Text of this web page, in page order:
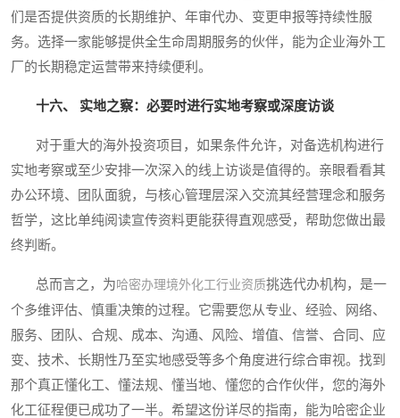
们是否提供资质的长期维护、年审代办、变更申报等持续性服
务。选择一家能够提供全生命周期服务的伙伴，能为企业海外工
厂的长期稳定运营带来持续便利。
十六、 实地之察：必要时进行实地考察或深度访谈
对于重大的海外投资项目，如果条件允许，对备选机构进行
实地考察或至少安排一次深入的线上访谈是值得的。亲眼看看其
办公环境、团队面貌，与核心管理层深入交流其经营理念和服务
哲学，这比单纯阅读宣传资料更能获得直观感受，帮助您做出最
终判断。
总而言之，为哈密办理境外化工行业资质挑选代办机构，是一
个多维评估、慎重决策的过程。它需要您从专业、经验、网络、
服务、团队、合规、成本、沟通、风险、增值、信誉、合同、应
变、技术、长期性乃至实地感受等多个角度进行综合审视。找到
那个真正懂化工、懂法规、懂当地、懂您的合作伙伴，您的海外
化工征程便已成功了一半。希望这份详尽的指南，能为哈密企业